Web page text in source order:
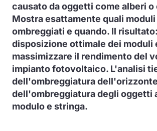
causato da oggetti come alberi
Mostra esattamente quali
ombreggiati e quando. Il
disposizione ottimale dei moduli
massimizzare il rendimento del
impianto fotovoltaico. L'analisi
dell'ombreggiatura
dell'ombreggiatura degli oggetti
modulo e stringa.